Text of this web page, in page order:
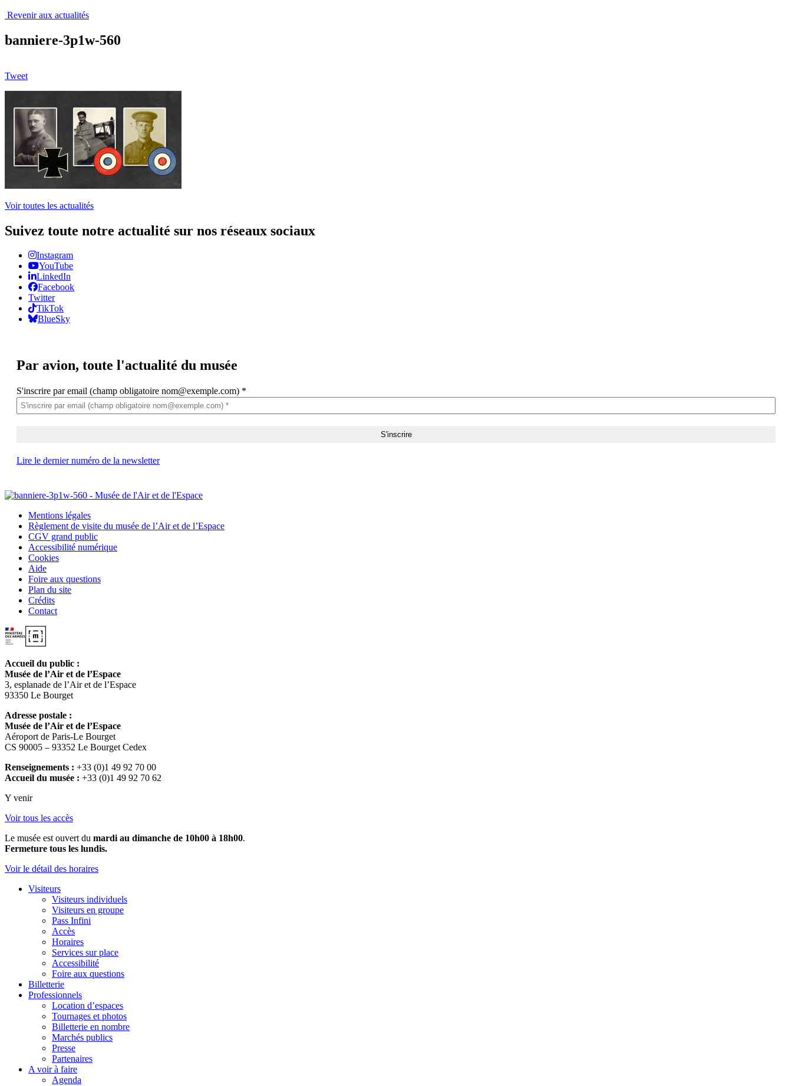
Revenir aux actualités
banniere-3p1w-560
Tweet
Voir toutes les actualités
Suivez toute notre actualité sur nos réseaux sociaux
Instagram
YouTube
LinkedIn
Facebook
Twitter
TikTok
BlueSky
Par avion, toute l'actualité du musée
S'inscrire par email (champ obligatoire nom@exemple.com) *
Lire le dernier numéro de la newsletter
Mentions légales
Règlement de visite du musée de l’Air et de l’Espace
CGV grand public
Accessibilité numérique
Cookies
Aide
Foire aux questions
Plan du site
Crédits
Contact
Accueil du public :
Musée de l’Air et de l’Espace
3, esplanade de l’Air et de l’Espace
93350 Le Bourget
Adresse postale :
Musée de l’Air et de l’Espace
Aéroport de Paris-Le Bourget
CS 90005 – 93352 Le Bourget Cedex
Renseignements : +33 (0)1 49 92 70 00
Accueil du musée : +33 (0)1 49 92 70 62
Y venir
Voir tous les accès
Le musée est ouvert du mardi au dimanche de 10h00 à 18h00.
Fermeture tous les lundis.
Voir le détail des horaires
Visiteurs
Visiteurs individuels
Visiteurs en groupe
Pass Infini
Accès
Horaires
Services sur place
Accessibilité
Foire aux questions
Billetterie
Professionnels
Location d’espaces
Tournages et photos
Billetterie en nombre
Marchés publics
Presse
Partenaires
A voir à faire
Agenda